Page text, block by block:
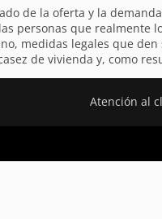
de la oferta y la
personas que realmente
medidas legales que
de vivienda y, como
Atención al